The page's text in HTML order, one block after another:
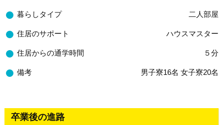
暮らしタイプ 二人部屋
住居のサポート ハウスマスター
住居からの通学時間 ５分
備考 男子寮16名 女子寮20名
卒業後の進路